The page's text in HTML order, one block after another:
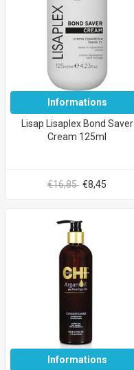
Informations
Lisap Lisaplex Bond Saver
Cream 125ml
€16,85 €8,45
Informations